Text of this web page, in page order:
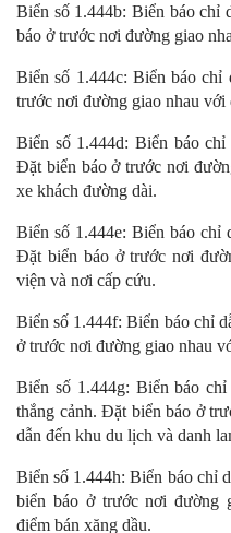
Biển số 1.444b: Biển báo chỉ
báo ở trước nơi đường giao
Biển số 1.444c: Biển báo
trước nơi đường giao nhau với
Biển số 1.444d: Biển báo
Đặt biển báo ở trước nơi
xe khách đường dài.
Biển số 1.444e: Biển báo chỉ
Đặt biển báo ở trước nơi
viện và nơi cấp cứu.
Biển số 1.444f: Biển báo chỉ
ở trước nơi đường giao nhau
Biển số 1.444g: Biển báo
thắng cảnh. Đặt biển báo ở
dẫn đến khu du lịch và danh
Biển số 1.444h: Biển báo chỉ
biển báo ở trước nơi đường
điểm bán xăng dầu.